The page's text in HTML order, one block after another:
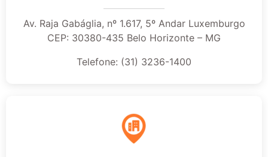
Av. Raja Gabáglia, nº 1.617, 5º Andar Luxemburgo
CEP: 30380-435 Belo Horizonte – MG
Telefone: (31) 3236-1400